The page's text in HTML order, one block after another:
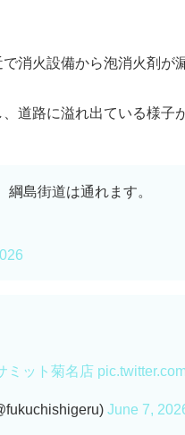
消火設備から泡消火剤が
道路に溢れ出ている様子
島街道は通れます。
ミット菊名店
June 7,